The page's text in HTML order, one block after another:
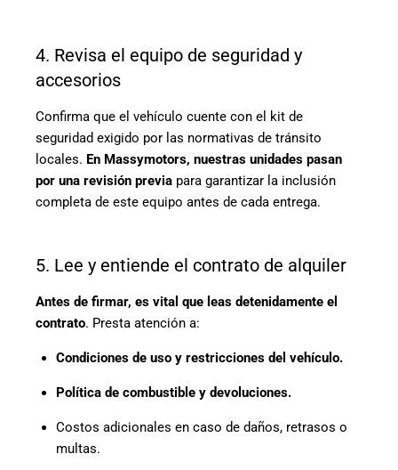
4. Revisa el equipo de seguridad y
accesorios
Confirma que el vehículo cuente con el kit de
seguridad exigido por las normativas de tránsito
locales. En Massymotors, nuestras unidades pasan
por una revisión previa para garantizar la inclusión
completa de este equipo antes de cada entrega.
5. Lee y entiende el contrato de alquiler
Antes de firmar, es vital que leas detenidamente el
contrato. Presta atención a:
Condiciones de uso y restricciones del vehículo.
Política de combustible y devoluciones.
Costos adicionales en caso de daños, retrasos o
multas.